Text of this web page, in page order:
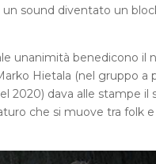
un sound diventato un
unanimità benedicono il
Hietala (nel gruppo a
2020) dava alle stampe
che si muove tra folk